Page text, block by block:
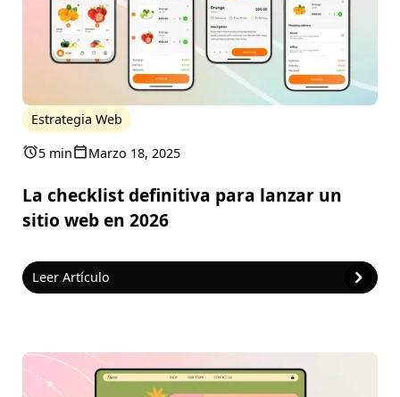
Estrategia Web
5 min
Marzo 18, 2025
La checklist definitiva para lanzar un
sitio web en 2026
Leer Artículo